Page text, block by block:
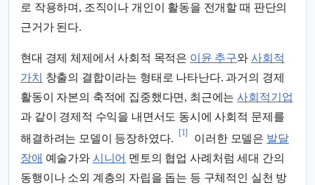
로 작용하며, 조직이나 개인이 활동을 전개할 때 판단의
근거가 된다.
현대 경제 체제에서 사회적 목적은 이윤 추구와 사회적
가치
창출의 결합이라는 형태로 나타난다. 과거의 경제
활동이 자본의 축적에 집중했다면, 최근에는사회적기업
과 같이 경제적 수익을 내면서도 동시에 사회적 문제를
해결하려는 모델이 등장하였다.
[1]
이러한 모델은 발달
장애 예술가와 시니어 멘토의 협업 사례처럼 세대 간의
동행이나 소외 계층의 자립을 돕는 등 구체적인 실천 방